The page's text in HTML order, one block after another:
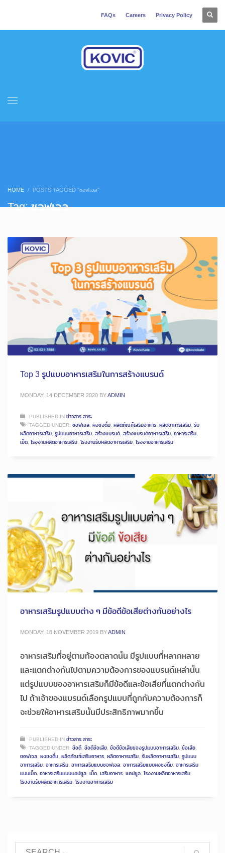
FAQs Careers Privacy Policy
HOME POSTS TAGGED "ซอฟเจล"
Tag: ซอฟเจล
Top 3 รูปแบบอาหารเสริมในการสร้างแบรนด์
MONDAY, 14 DECEMBER 2020 BYADMIN
PUBLISHED INข่าวสาร สาระ
TAGGED UNDER: ซอฟเจล, ผงชงดื่ม, ผลิตภัณฑ์เสริมอาหาร, ผลิตอาหารเสริม, รับ
ผลิตอาหารเสริม, รูปแบบอาหารเสริม, สร้างแบรนด์, สร้างแบรนด์อาหารเสริม, อาหารเสริม,
เม็ด, โรงงานผลิตอาหารเสริม, โรงงานรับผลิตอาหารเสริม, โรงงานอาหารเสริม
อาหารเสริมรูปแบบต่าง ๆ มีข้อดีข้อเสียต่างกันอย่างไร
MONDAY, 18 NOVEMBER 2019 BYADMIN
อาหารเสริมที่อยู่ตามท้องตลาดนั้น มีรูปแบบที่หลากหลาย
และแตกต่างกันไปตามความต้องการของแบรนด์เหล่านั้น
แต่รูปแบบของอาหารเสริมก็มีข้อดีและข้อเสียที่แตกต่างกัน
ไป ถ้าเจ้าของแบรนด์เลือกรูปแบบที่ถูกกับความต้องการก็
จะช่วยให้อาหารเสริมนั้นมีประสิทธิภาพมากขึ้น
PUBLISHED INข่าวสาร สาระ
TAGGED UNDER: ข้อดี, ข้อดีข้อเสีย, ข้อดีข้อเสียของรูปแบบอาหารเสริม, ข้อเสีย,
ซอฟเจล, ผงชงดื่ม, ผลิตภัณฑ์เสริมอาหาร, ผลิตอาหารเสริม, รับผลิตอาหารเสริม, รูปแบบ
อาหารเสริม, อาหารเสริม, อาหารเสริมแบบซอฟเจล, อาหารเสริมแบบผงชงดื่ม, อาหารเสริม
แบบเม็ด, อาหารเสริมแบบแคปซูล, เม็ด, เสริมอาหาร, แคปซูล, โรงงานผลิตอาหารเสริม,
โรงงานรับผลิตอาหารเสริม, โรงงานอาหารเสริม